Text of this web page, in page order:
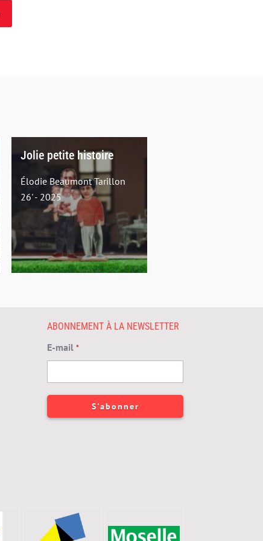
Jolie petite histoire
Élodie Beaumont Tarillon
26' - 2025
ABONNEMENT À LA NEWSLETTER
E-mail *